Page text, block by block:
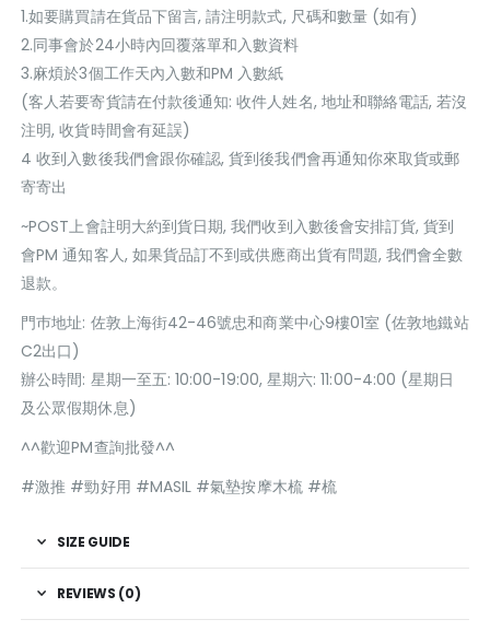
1.如要購買請在貨品下留言, 請注明款式, 尺碼和數量 (如有)
2.同事會於24小時內回覆落單和入數資料
3.麻煩於3個工作天內入數和PM 入數紙
(客人若要寄貨請在付款後通知: 收件人姓名, 地址和聯絡電話, 若沒
注明, 收貨時間會有延誤)
4 收到入數後我們會跟你確認, 貨到後我們會再通知你來取貨或郵
寄寄出
~POST上會註明大約到貨日期, 我們收到入數後會安排訂貨, 貨到
會PM 通知客人, 如果貨品訂不到或供應商出貨有問題, 我們會全數
退款。
門巿地址: 佐敦上海街42-46號忠和商業中心9樓01室 (佐敦地鐵站
C2出口)
辦公時間: 星期一至五: 10:00-19:00, 星期六: 11:00-4:00 (星期日
及公眾假期休息)
^^歡迎PM查詢批發^^
#激推 #勁好用 #MASIL #氣墊按摩木梳 #梳
SIZE GUIDE
REVIEWS (0)